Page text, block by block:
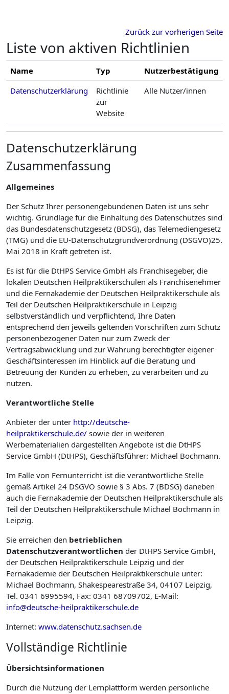
Zurück zur vorherigen Seite
Liste von aktiven Richtlinien
Name Typ
Nutzerbestätigung
Datenschutzerklärung
Richtlinie
zur
Website
Alle Nutzer/innen
Datenschutzerklärung
Zusammenfassung
Allgemeines
Der Schutz Ihrer personengebundenen Daten ist uns sehr
wichtig. Grundlage für die Einhaltung des Datenschutzes sind
das Bundesdatenschutzgesetz (BDSG), das Telemediengesetz
(TMG) und die EU-Datenschutzgrundverordnung (DSGVO)25.
Mai 2018 in Kraft getreten ist.
Es ist für die DtHPS Service GmbH als Franchisegeber, die
lokalen Deutschen Heilpraktikerschulen als Franchise­nehmer
und die Fernakademie der Deutschen Heilpraktikerschule als
Teil der Deutschen Heilpraktikerschule in Leipzig
selbstverständlich und verpflichtend, Ihre Daten
entsprechend den jeweils geltenden Vorschriften zum Schutz
personenbezogener Daten nur zum Zweck der
Vertragsabwicklung und zur Wahrung berechtigter eigener
Geschäftsinteressen im Hinblick auf die Beratung und
Betreuung der Kunden zu erheben, zu verarbeiten und zu
nutzen.
Verantwortliche Stelle
Anbieter der unter http://deutsche-
heilpraktikerschule.de/ sowie der in weiteren
Werbematerialien dargestellten Angebote ist die DtHPS
Service GmbH (DtHPS), Geschäftsführer: Michael Bochmann.
Im Falle von Fernunterricht ist die verantwortliche Stelle
gemäß Artikel 24 DSGVO sowie § 3 Abs. 7 (BDSG) daneben
auch die Fernakademie der Deutschen Heilpraktikerschule als
Teil der Deutschen Heilpraktikerschule Michael Bochmann in
Leipzig.
Sie erreichen den betrieblichen
Datenschutzverantwortlichen der DtHPS Service GmbH,
der Deutschen Heilpraktikerschule Leipzig und der
Fernakademie der Deutschen Heilpraktikerschule unter:
Michael Bochmann, Shakespearestraße 34, 04107 Leipzig,
Tel. 0341 6995594, Fax: 0341 68709702, E-Mail:
info@deutsche-heilpraktikerschule.de
Internet: www.datenschutz.sachsen.de
Vollständige Richtlinie
Übersichtsinformationen
Durch die Nutzung der Lernplattform werden persönliche